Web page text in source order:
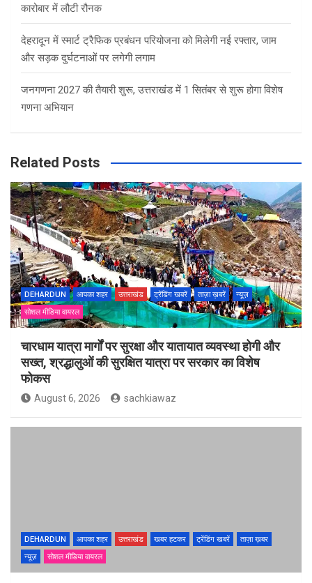
कारोबार में लौटी रौनक
देहरादून में स्मार्ट ट्रैफिक प्रबंधन परियोजना को मिलेगी नई रफ्तार, जाम
और सड़क दुर्घटनाओं पर लगेगी लगाम
जनगणना 2027 की तैयारी शुरू, उत्तराखंड में 1 सितंबर से शुरू होगा विशेष
गणना अभियान
Related Posts
DEHARDUN आपका शहर उत्तराखंड ट्रेंडिंग खबरें ताज़ा ख़बरें
न्यूज़
सोशल मीडिया वायरल
चारधाम यात्रा मार्गों पर सुरक्षा और यातायात व्यवस्था होगी और
सख्त, श्रद्धालुओं की सुरक्षित यात्रा पर सरकार का विशेष
फोकस
August 6, 2026 sachkiawaz
DEHARDUN आपका शहर उत्तराखंड खबर हटकर ट्रेंडिंग खबरें
ताज़ा ख़बर
न्यूज़
सोशल मीडिया वायरल